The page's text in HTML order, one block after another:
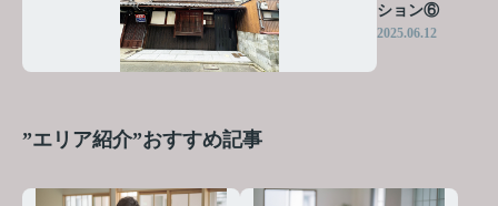
ション⑥
2025.06.12
”エリア紹介”おすすめ記事